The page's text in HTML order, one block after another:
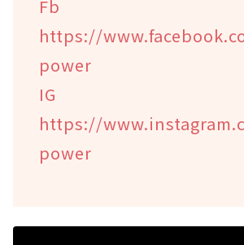
Fb
https://
power
IG
https://
power